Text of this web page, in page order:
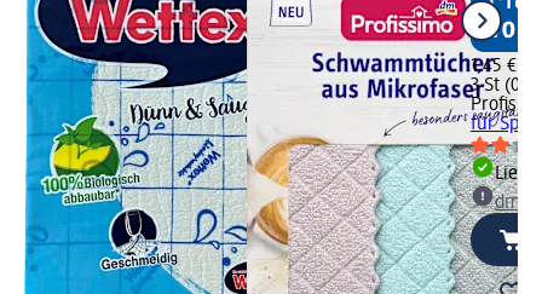
1,45 €
3 St
für
dm